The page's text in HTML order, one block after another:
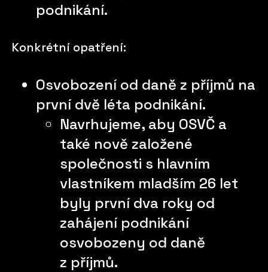
podnikání.
Konkrétní opatření:
Osvobození od daně z příjmů na
první dvě léta podnikání.
Navrhujeme, aby OSVČ a
také nově založené
společnosti s hlavním
vlastníkem mladším 26 let
byly první dva roky od
zahájení podnikání
osvobozeny od daně
z příjmů.